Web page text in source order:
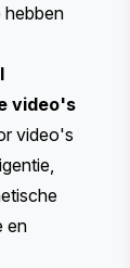
hebben
video's
video's
en